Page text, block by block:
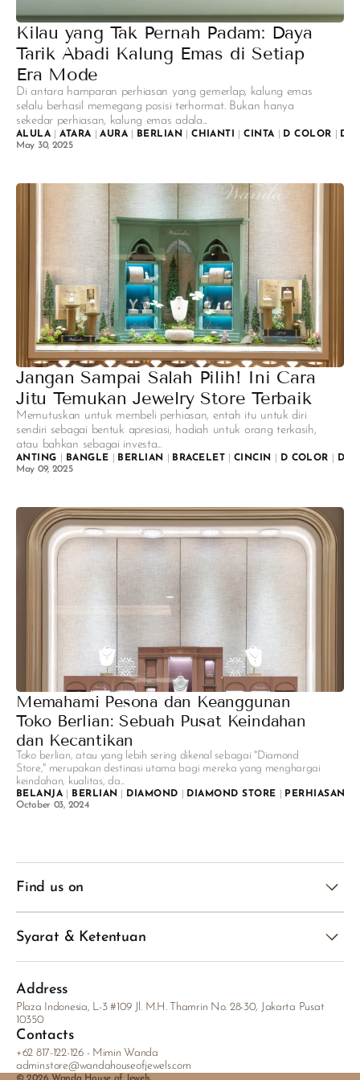
Kilau yang Tak Pernah Padam: Daya
Tarik Abadi Kalung Emas di Setiap
Era Mode
Di antara hamparan perhiasan yang gemerlap, kalung emas
selalu berhasil memegang posisi terhormat. Bukan hanya
sekedar perhiasan, kalung emas adala...
ALULA ATARA AURA BERLIAN CHIANTI CINTA D COLOR
May 30, 2025
Jangan Sampai Salah Pilih! Ini Cara
Jitu Temukan Jewelry Store Terbaik
Memutuskan untuk membeli perhiasan, entah itu untuk diri
sendiri sebagai bentuk apresiasi, hadiah untuk orang terkasih,
atau bahkan sebagai investa...
ANTING BANGLE BERLIAN BRACELET CINCIN D COLOR
May 09, 2025
Memahami Pesona dan Keanggunan
Toko Berlian: Sebuah Pusat Keindahan
dan Kecantikan
Toko berlian, atau yang lebih sering dikenal sebagai "Diamond
Store," merupakan destinasi utama bagi mereka yang menghargai
keindahan, kualitas, da...
BELANJA BERLIAN DIAMOND DIAMOND STORE PERHIASAN
October 03, 2024
Find us on
Syarat & Ketentuan
Address
Plaza Indonesia, L-3 #109 Jl. M.H. Thamrin No. 28-30, Jakarta Pusat
10350
Contacts
+62 817-122-126 - Mimin Wanda
admin.store@wandahouseofjewels.com